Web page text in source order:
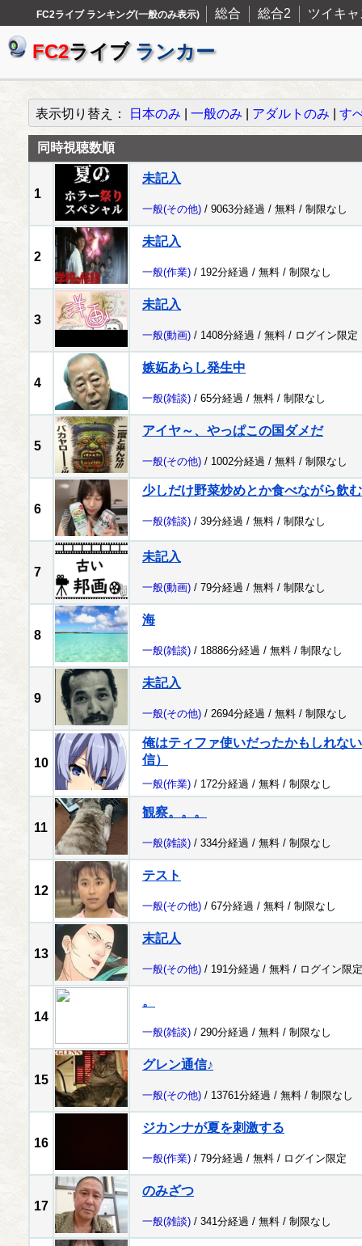
FC2ライブ ランキング(一般のみ表示) 総合 総合2 ツイキャ
FC2ライブ ランカー
表示切り替え： 日本のみ 一般のみ アダルトのみ す
同時視聴数順
1
未記入
一般(その他) / 9063分経過 / 無料 / 制限なし
2
未記入
一般(作業) / 192分経過 / 無料 / 制限なし
3
未記入
一般(動画) / 1408分経過 / 無料 / ログイン限定
4
嫉妬あらし発生中
一般(雑談) / 65分経過 / 無料 / 制限なし
5
アイヤ～、やっぱこの国ダメだ
一般(その他) / 1002分経過 / 無料 / 制限なし
6
少しだけ野菜炒めとか食べながら飲
一般(雑談) / 39分経過 / 無料 / 制限なし
7
未記入
一般(動画) / 79分経過 / 無料 / 制限なし
8
海
一般(雑談) / 18886分経過 / 無料 / 制限なし
9
未記入
一般(その他) / 2694分経過 / 無料 / 制限なし
10
俺はティファ使いだったかもしれな
信）
一般(作業) / 172分経過 / 無料 / 制限なし
11
観察。。。
一般(雑談) / 334分経過 / 無料 / 制限なし
12
テスト
一般(その他) / 67分経過 / 無料 / 制限なし
13
末記人
一般(その他) / 191分経過 / 無料 / ログイン限定
14
。
一般(雑談) / 290分経過 / 無料 / 制限なし
15
グレン通信♪
一般(その他) / 13761分経過 / 無料 / 制限なし
16
ジカンナが夏を刺激する
一般(作業) / 79分経過 / 無料 / ログイン限定
17
のみざつ
一般(雑談) / 341分経過 / 無料 / 制限なし